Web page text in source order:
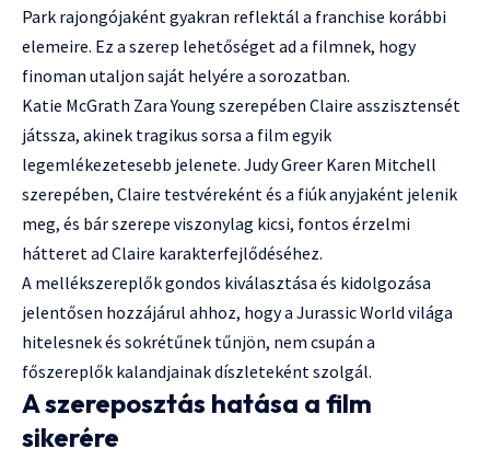
Park rajongójaként gyakran reflektál a franchise korábbi
elemeire. Ez a szerep lehetőséget ad a filmnek, hogy
finoman utaljon saját helyére a sorozatban.
Katie McGrath Zara Young szerepében Claire asszisztensét
játssza, akinek tragikus sorsa a film egyik
legemlékezetesebb jelenete. Judy Greer Karen Mitchell
szerepében, Claire testvéreként és a fiúk anyjaként jelenik
meg, és bár szerepe viszonylag kicsi, fontos érzelmi
hátteret ad Claire karakterfejlődéséhez.
A mellékszereplők gondos kiválasztása és kidolgozása
jelentősen hozzájárul ahhoz, hogy a Jurassic World világa
hitelesnek és sokrétűnek tűnjön, nem csupán a
főszereplők kalandjainak díszleteként szolgál.
A szereposztás hatása a film
sikerére